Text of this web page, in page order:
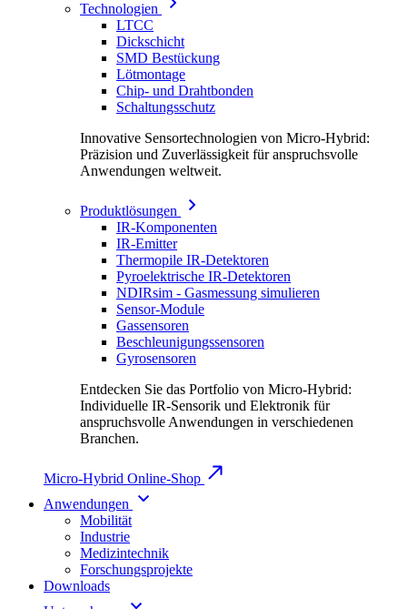
Technologien
LTCC
Dickschicht
SMD Bestückung
Lötmontage
Chip- und Drahtbonden
Schaltungsschutz
Innovative Sensortechnologien von Micro-Hybrid:
Präzision und Zuverlässigkeit für anspruchsvolle
Anwendungen weltweit.
Produktlösungen
IR-Komponenten
IR-Emitter
Thermopile IR-Detektoren
Pyroelektrische IR-Detektoren
NDIRsim - Gasmessung simulieren
Sensor-Module
Gassensoren
Beschleunigungssensoren
Gyrosensoren
Entdecken Sie das Portfolio von Micro-Hybrid:
Individuelle IR-Sensorik und Elektronik für
anspruchsvolle Anwendungen in verschiedenen
Branchen.
Micro-Hybrid Online-Shop
Anwendungen
Mobilität
Industrie
Medizintechnik
Forschungsprojekte
Downloads